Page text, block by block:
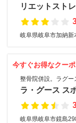
リエットスト
岐阜県岐阜市加納
今すぐお得なクー
整骨院併設。ラグー
ラ・グース ス
岐阜県岐阜市鏡島